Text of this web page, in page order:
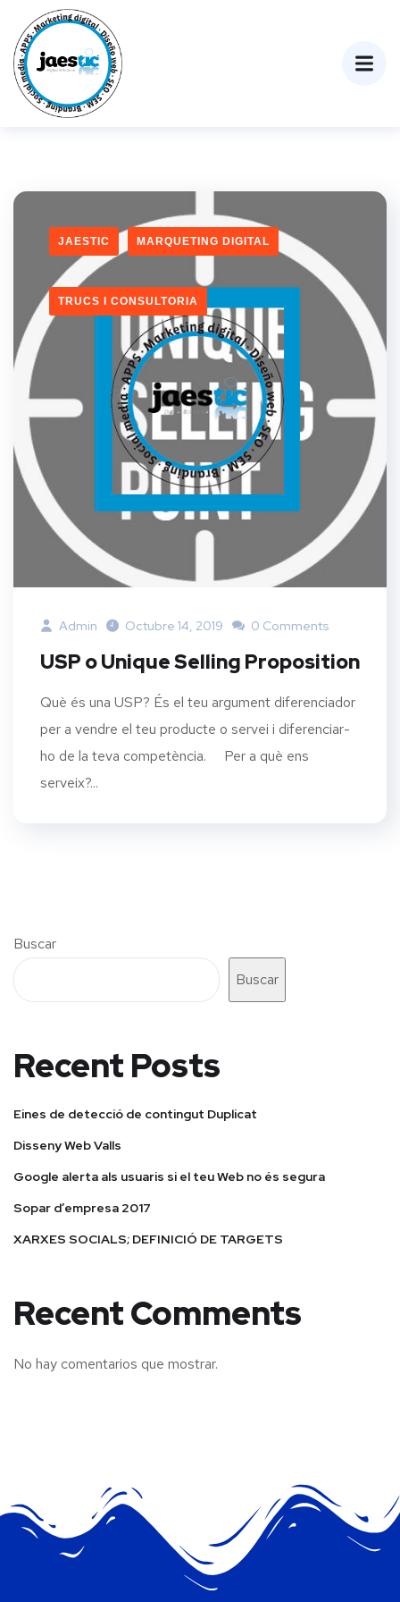
JAESTIC MARQUETING DIGITAL
TRUCS I CONSULTORIA
Admin Octubre 14, 2019 0 Comments
USP o Unique Selling Proposition
Què és una USP? És el teu argument diferenciador
per a vendre el teu producte o servei i diferenciar-
ho de la teva competència. Per a què ens
serveix?...
Buscar
Buscar
Recent Posts
Eines de detecció de contingut Duplicat
Disseny Web Valls
Google alerta als usuaris si el teu Web no és segura
Sopar d’empresa 2017
XARXES SOCIALS; DEFINICIÓ DE TARGETS
Recent Comments
No hay comentarios que mostrar.